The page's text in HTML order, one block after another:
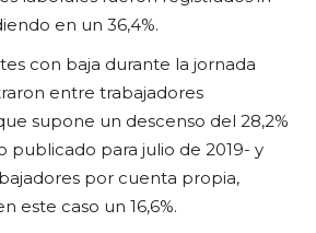
en un 36,4%.
con baja durante la jornada
entre trabajadores
supone un descenso del 28,2%
publicado para julio de 2019- y
por cuenta propia,
este caso un 16,6%.